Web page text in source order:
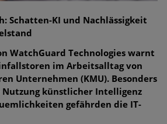
Schatten-KI und Nachlässigkeit
WatchGuard Technologies warnt
im Arbeitsalltag von
Unternehmen (KMU). Besonders
künstlicher Intelligenz
gefährden die IT-